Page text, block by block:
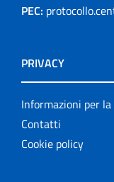
PEC:
PRIVACY
Informazioni per
Contatti
Cookie policy